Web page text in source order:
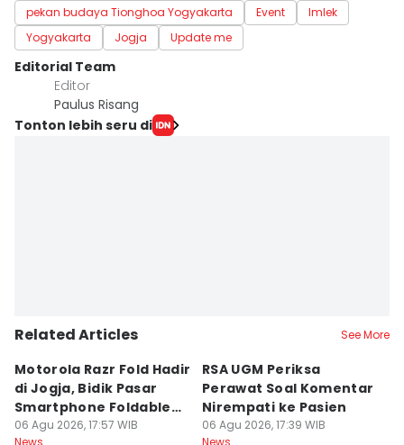
pekan budaya Tionghoa Yogyakarta Event
Imlek
Yogyakarta
Jogja Update me
Editorial Team
Editor
Paulus Risang
Tonton lebih seru di
Related Articles See More
Motorola Razr Fold Hadir
di Jogja, Bidik Pasar
Smartphone Foldable
Premium
06 Agu 2026, 17:57 WIB
News
RSA UGM Periksa
Perawat Soal Komentar
Nirempati ke Pasien
06 Agu 2026, 17:39 WIB
News